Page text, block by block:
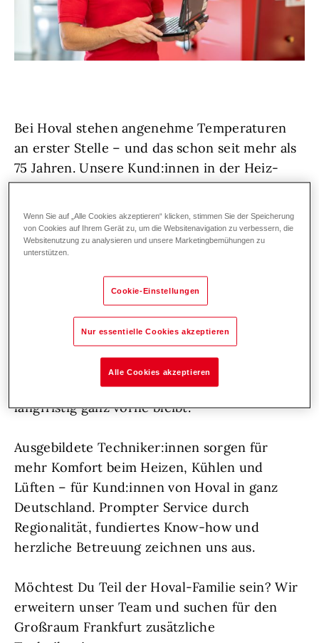
Bei Hoval stehen angenehme Temperaturen
an erster Stelle – und das schon seit mehr als
75 Jahren. Unsere Kund:innen in der Heiz-
und Klimatechnik vertrauen auf erstklassige
deutschland- und weltweit. Denn wir bei
Hoval lieben, was wir tun!
Wir wachsen weiter und suchen zur
Unterstützung aufgeschlossene
Persönlichkeiten, die sich voller Herzblut um
ihre Aufgaben kümmern, frische Impulse
setzen und durch ihren vorausschauenden
Einsatz dafür sorgen, dass Hoval auch
langfristig ganz vorne bleibt.
Ausgebildete Techniker:innen sorgen für
mehr Komfort beim Heizen, Kühlen und
Lüften – für Kund:innen von Hoval in ganz
Deutschland. Prompter Service durch
Regionalität, fundiertes Know-how und
herzliche Betreuung zeichnen uns aus.
Möchtest Du Teil der Hoval-Familie sein? Wir
erweitern unser Team und suchen für den
Großraum Frankfurt zusätzliche
Wenn Sie auf „Alle Cookies akzeptieren“ klicken, stimmen Sie der Speicherung
von Cookies auf Ihrem Gerät zu, um die Websitenavigation zu verbessern, die
Websitenutzung zu analysieren und unsere Marketingbemühungen zu
unterstützen.
Cookie-Einstellungen
Nur essentielle Cookies akzeptieren
Alle Cookies akzeptieren